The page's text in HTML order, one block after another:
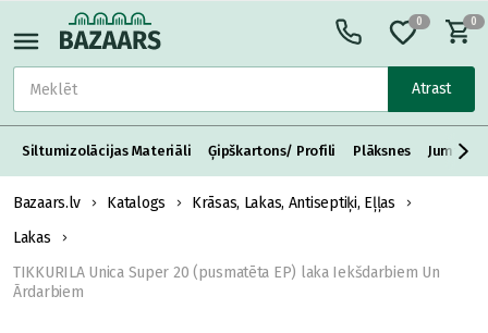
Atrast
0 0
Siltumizolācijas Materiāli Ģipškartons/ Profili Plāksnes Jumta
Bazaars.lv Katalogs
Krāsas, Lakas, Antiseptiķi, Eļļas
Lakas
TIKKURILA Unica Super 20 (pusmatēta EP) laka Iekšdarbiem Un
Ārdarbiem